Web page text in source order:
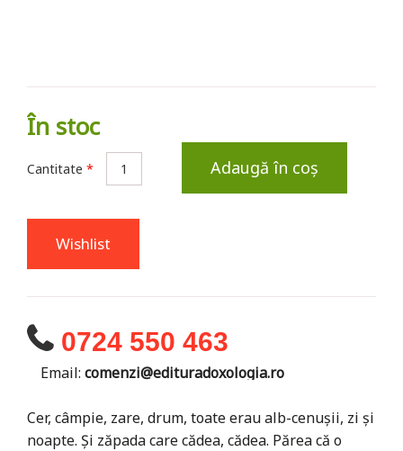
În stoc
Cantitate * Adaugă în coș
Wishlist
0724 550 463
Email: comenzi@edituradoxologia.ro
Cer, câmpie, zare, drum, toate erau alb-cenuşii, zi şi
noapte. Şi zăpada care cădea, cădea. Părea că o